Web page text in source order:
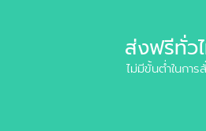
ส่งฟรีทั่ว
ไม่มีขั้นต่ำในการ